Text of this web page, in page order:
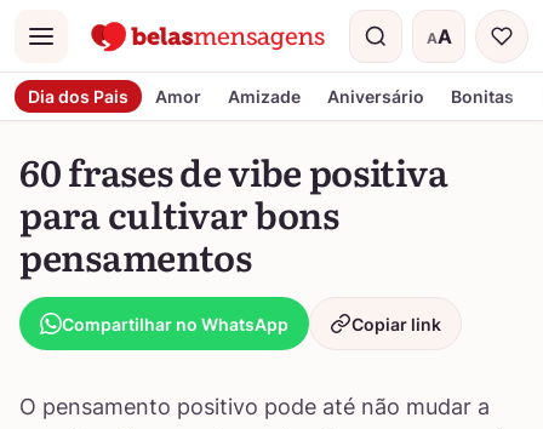
Menu AA
Tamanho do
Dia dos Pais Amor Amizade Aniversário Bonitas
60 frases de vibe positiva
para cultivar bons
pensamentos
Compartilhar no WhatsApp Copiar link
O pensamento positivo pode até não mudar a